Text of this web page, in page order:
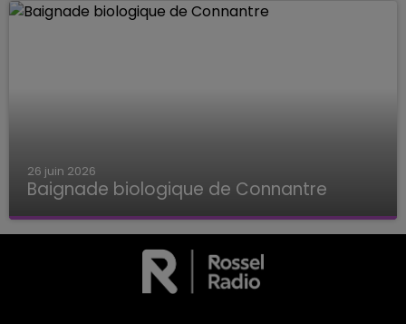
26 juin 2026
Baignade biologique de Connantre
Baignade biologique de Connantre